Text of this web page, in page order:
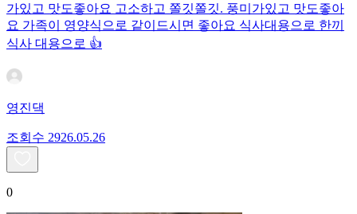
가있고 맛도좋아요 고소하고 쫄깃쫄깃. 풍미가있고 맛도좋아
요 가족이 영양식으로 같이드시면 좋아요 식사대용으로 한끼
식사 대용으로 👍
영진댁
조회수 2926.05.26
0